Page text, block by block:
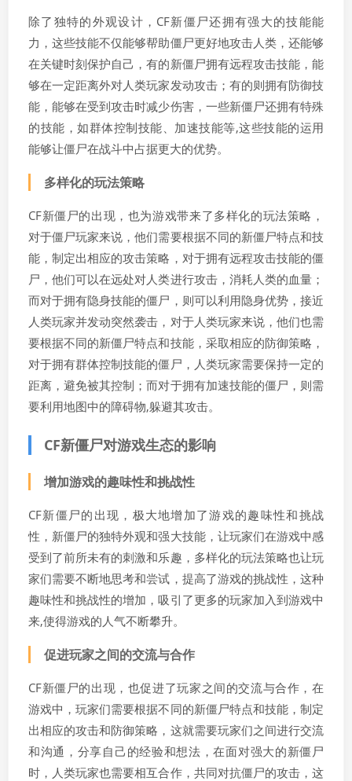
除了独特的外观设计，CF新僵尸还拥有强大的技能能
力，这些技能不仅能够帮助僵尸更好地攻击人类，还能够
在关键时刻保护自己，有的新僵尸拥有远程攻击技能，能
够在一定距离外对人类玩家发动攻击；有的则拥有防御技
能，能够在受到攻击时减少伤害，一些新僵尸还拥有特殊
的技能，如群体控制技能、加速技能等,这些技能的运用
能够让僵尸在战斗中占据更大的优势。
多样化的玩法策略
CF新僵尸的出现，也为游戏带来了多样化的玩法策略，
对于僵尸玩家来说，他们需要根据不同的新僵尸特点和技
能，制定出相应的攻击策略，对于拥有远程攻击技能的僵
尸，他们可以在远处对人类进行攻击，消耗人类的血量；
而对于拥有隐身技能的僵尸，则可以利用隐身优势，接近
人类玩家并发动突然袭击，对于人类玩家来说，他们也需
要根据不同的新僵尸特点和技能，采取相应的防御策略，
对于拥有群体控制技能的僵尸，人类玩家需要保持一定的
距离，避免被其控制；而对于拥有加速技能的僵尸，则需
要利用地图中的障碍物,躲避其攻击。
CF新僵尸对游戏生态的影响
增加游戏的趣味性和挑战性
CF新僵尸的出现，极大地增加了游戏的趣味性和挑战
性，新僵尸的独特外观和强大技能，让玩家们在游戏中感
受到了前所未有的刺激和乐趣，多样化的玩法策略也让玩
家们需要不断地思考和尝试，提高了游戏的挑战性，这种
趣味性和挑战性的增加，吸引了更多的玩家加入到游戏中
来,使得游戏的人气不断攀升。
促进玩家之间的交流与合作
CF新僵尸的出现，也促进了玩家之间的交流与合作，在
游戏中，玩家们需要根据不同的新僵尸特点和技能，制定
出相应的攻击和防御策略，这就需要玩家们之间进行交流
和沟通，分享自己的经验和想法，在面对强大的新僵尸
时，人类玩家也需要相互合作，共同对抗僵尸的攻击，这